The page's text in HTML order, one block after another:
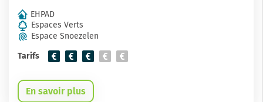
EHPAD
Espaces Verts
Espace Snoezelen
Tarifs
En savoir plus